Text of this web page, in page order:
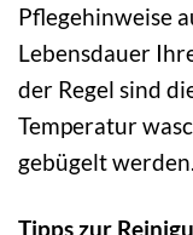
Pflegehinweise
Lebensdauer
der Regel sind
Temperatur
gebügelt werden.
Tipps zur